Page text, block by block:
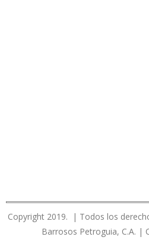
Copyright 2019. | Todos los
Barrosos Petroguia, C.A. |